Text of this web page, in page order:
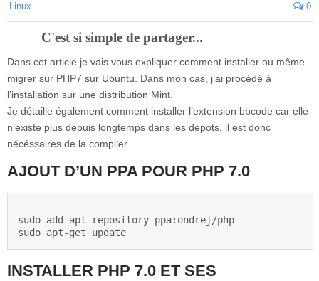
Linux
0
C'est si simple de partager...
Dans cet article je vais vous expliquer comment installer ou même
migrer sur PHP7 sur Ubuntu. Dans mon cas, j’ai procédé à
l’installation sur une distribution Mint.
Je détaille également comment installer l’extension bbcode car elle
n’existe plus depuis longtemps dans les dépots, il est donc
nécéssaires de la compiler.
AJOUT D’UN PPA POUR PHP 7.0
sudo add-apt-repository ppa:ondrej/php
sudo apt-get update
INSTALLER PHP 7.0 ET SES